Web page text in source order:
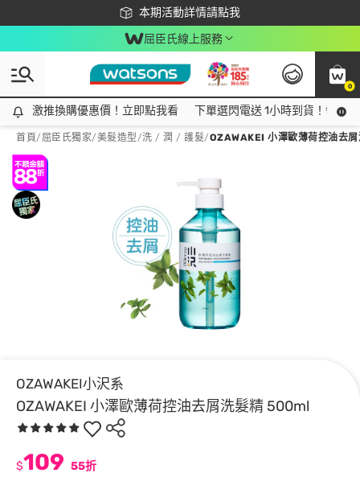
本期活動詳情請點我
下載app最高回饋$350
屈臣氏線上服務
0
激推換購優惠價！立即點我看
激推換購優惠價！立即點我看 下單選閃電送 1小時到貨！領神
首頁/ 屈臣氏獨家/美髮造型/洗 / 潤 / 護髮/OZAWAKEI 小澤歐薄荷控油去
OZAWAKEI小沢系
OZAWAKEI 小澤歐薄荷控油去屑洗髮精 500ml
$109 55折